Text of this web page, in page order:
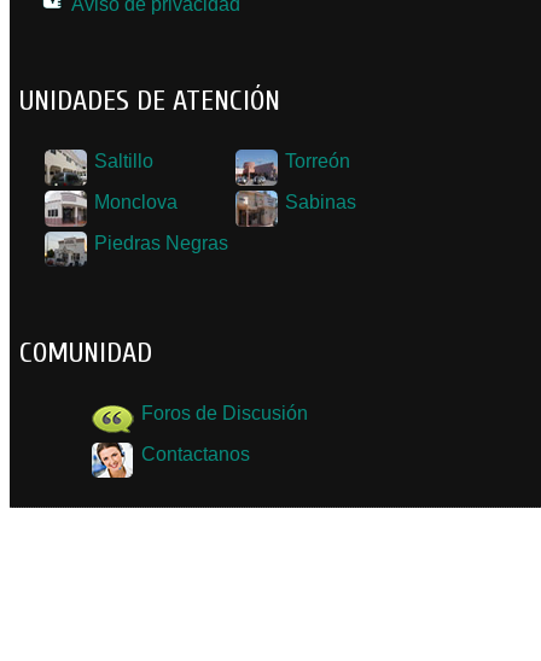
Aviso de privacidad
UNIDADES DE ATENCIÓN
Saltillo
Torreón
Monclova
Sabinas
Piedras Negras
COMUNIDAD
Foros de Discusión
Contactanos